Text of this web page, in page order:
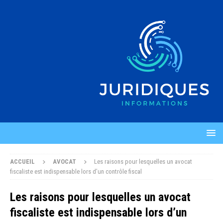
ACCUEIL AVOCAT
Les raisons pour lesquelles un avocat
fiscaliste est indispensable lors d’un contrôle fiscal
Les raisons pour lesquelles un avocat
fiscaliste est indispensable lors d’un